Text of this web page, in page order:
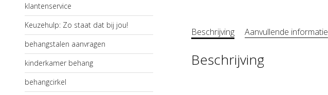
Beschrijving Aanvullende informatie
Beschrijving
klantenservice
Keuzehulp: Zo staat dat bij jou!
behangstalen aanvragen
kinderkamer behang
behangcirkel